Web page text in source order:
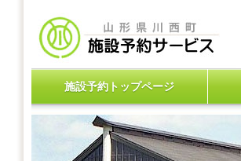
施設予約トップページ